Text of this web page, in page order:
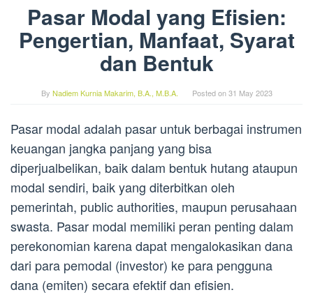
Pasar Modal yang Efisien:
Pengertian, Manfaat, Syarat
dan Bentuk
By Nadiem Kurnia Makarim, B.A., M.B.A. Posted on31 May 2023
Pasar modal adalah pasar untuk berbagai instrumen
keuangan jangka panjang yang bisa
diperjualbelikan, baik dalam bentuk hutang ataupun
modal sendiri, baik yang diterbitkan oleh
pemerintah, public authorities, maupun perusahaan
swasta. Pasar modal memiliki peran penting dalam
perekonomian karena dapat mengalokasikan dana
dari para pemodal (investor) ke para pengguna
dana (emiten) secara efektif dan efisien.